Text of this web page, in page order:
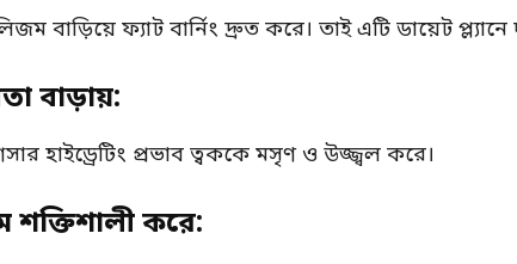
বাড়িয়ে ফ্যাট বার্নিং দ্রুত করে। তাই এটি ডায়েট
বাড়ায়:
হাইড্রেটিং প্রভাব ত্বককে মসৃণ ও উজ্জ্বল করে।
শক্তিশালী করে: